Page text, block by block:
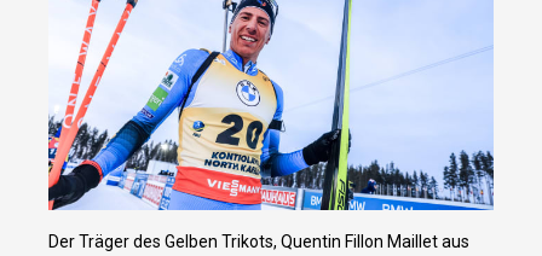
Der Träger des Gelben Trikots, Quentin Fillon Maillet aus